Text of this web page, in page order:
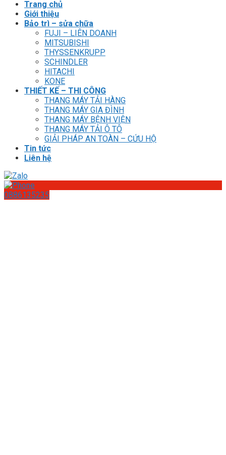
Trang chủ
Giới thiệu
Bảo trì – sửa chữa
FUJI – LIÊN DOANH
MITSUBISHI
THYSSENKRUPP
SCHINDLER
HITACHI
KONE
THIẾT KẾ – THI CÔNG
THANG MÁY TẢI HÀNG
THANG MÁY GIA ĐÌNH
THANG MÁY BỆNH VIỆN
THANG MÁY TẢI Ô TÔ
GIẢI PHÁP AN TOÀN – CỨU HỘ
Tin tức
Liên hệ
0886135235